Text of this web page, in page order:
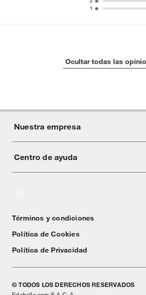
1
Ocultar todas las
Nuestra empresa
Acerca de Crate
Centro de ayuda
Textos Legales
Términos y condiciones
Política de Cookies
Política de Privacidad
© TODOS LOS DERECHOS RESERVADOS